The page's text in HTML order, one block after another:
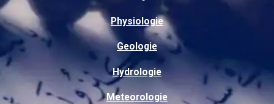
Physiologie
Geologie
Hydrologie
Meteorologie